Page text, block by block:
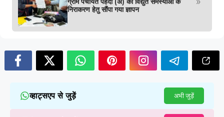
निराकरण हेतु सौंपा गया ज्ञापन
व्हाट्सएप से जुड़ें अभी जुड़ें